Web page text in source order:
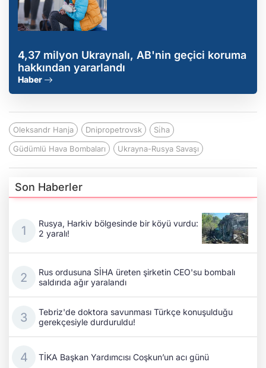
4,37 milyon Ukraynalı, AB'nin geçici koruma
hakkından yararlandı
Haber
Oleksandr Hanja Dnipropetrovsk
Si̇ha
Güdümlü Hava Bombaları
Ukrayna-Rusya Savaşı
Son Haberler
Rusya, Harkiv bölgesinde bir köyü vurdu:
2 yaralı!
Rus ordusuna SİHA üreten şirketin CEO'su bombalı
saldırıda ağır yaralandı
Tebriz'de doktora savunması Türkçe konuşulduğu
gerekçesiyle durduruldu!
TİKA Başkan Yardımcısı Coşkun’un acı günü